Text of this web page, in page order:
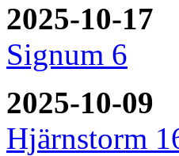
2025-10-17
Signum 6
2025-10-09
Hjärnstorm